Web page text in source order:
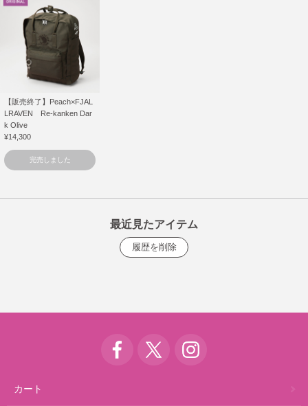
【販売終了】Peach×FJAL
LRAVEN Re-kanken Dar
k Olive
¥14,300
完売しました
最近見たアイテム
カート